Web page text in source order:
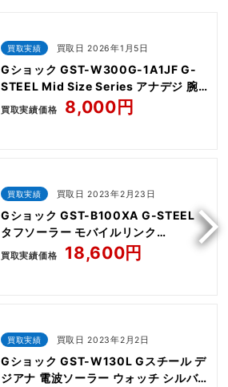
買取実績 買取日 2026年1月5日
Gショック GST-W300G-1A1JF G-
STEEL Mid Size Series アナデジ 腕
時計
買取実績価格 8,000円
買取実績 買取日 2023年2月23日
Gショック GST-B100XA G-STEEL
タフソーラー モバイルリンク
Bluetooth ウォッチ
買取実績価格 18,600円
買取実績 買取日 2023年2月2日
Gショック GST-W130L Gスチール デ
ジアナ 電波ソーラー ウォッチ シルバ